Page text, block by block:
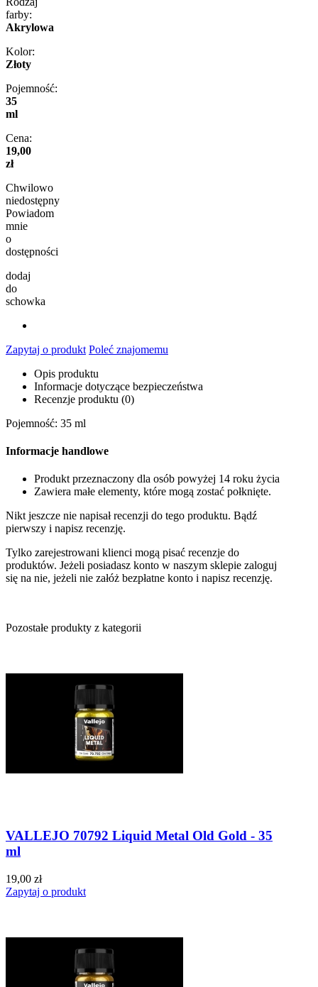
farby:
Akrylowa
Kolor:
Złoty
Pojemność:
35
ml
Cena:
19,00
zł
Chwilowo
niedostępny
Powiadom
mnie
o
dostępności
dodaj
do
schowka
Zapytaj o produkt Poleć znajomemu
Opis produktu
Informacje dotyczące bezpieczeństwa
Recenzje produktu (0)
Pojemność: 35 ml
Informacje handlowe
Produkt przeznaczony dla osób powyżej 14 roku życia
Zawiera małe elementy, które mogą zostać połknięte.
Nikt jeszcze nie napisał recenzji do tego produktu. Bądź
pierwszy i napisz recenzję.
Tylko zarejestrowani klienci mogą pisać recenzje do
produktów. Jeżeli posiadasz konto w naszym sklepie zaloguj
się na nie, jeżeli nie załóż bezpłatne konto i napisz recenzję.
Pozostałe produkty z kategorii
VALLEJO 70792 Liquid Metal Old Gold - 35
ml
19,00 zł
Zapytaj o produkt